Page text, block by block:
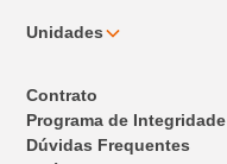
Unidades
Contrato
Programa de Integridade
Dúvidas Frequentes